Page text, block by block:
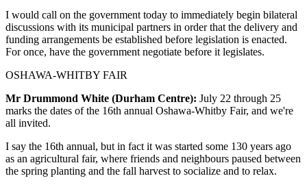
I would call on the government today to immediately begin bilateral
discussions with its municipal partners in order that the delivery and
funding arrangements be established before legislation is enacted.
For once, have the government negotiate before it legislates.
OSHAWA-WHITBY FAIR
Mr Drummond White (Durham Centre): July 22 through 25
marks the dates of the 16th annual Oshawa-Whitby Fair, and we're
all invited.
I say the 16th annual, but in fact it was started some 130 years ago
as an agricultural fair, where friends and neighbours paused between
the spring planting and the fall harvest to socialize and to relax.